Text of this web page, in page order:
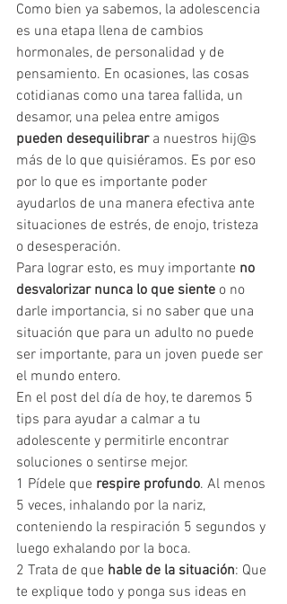
Como bien ya sabemos, la adolescencia
es una etapa llena de cambios
hormonales, de personalidad y de
pensamiento. En ocasiones, las cosas
cotidianas como una tarea fallida, un
desamor, una pelea entre amigos
pueden desequilibrar a nuestros hij@s
más de lo que quisiéramos. Es por eso
por lo que es importante poder
ayudarlos de una manera efectiva ante
situaciones de estrés, de enojo, tristeza
o desesperación.
Para lograr esto, es muy importante no
desvalorizar nunca lo que siente o no
darle importancia, si no saber que una
situación que para un adulto no puede
ser importante, para un joven puede ser
el mundo entero.
En el post del día de hoy, te daremos 5
tips para ayudar a calmar a tu
adolescente y permitirle encontrar
soluciones o sentirse mejor.
1 Pídele que respire profundo. Al menos
5 veces, inhalando por la nariz,
conteniendo la respiración 5 segundos y
luego exhalando por la boca.
2 Trata de que hable de la situación: Que
te explique todo y ponga sus ideas en